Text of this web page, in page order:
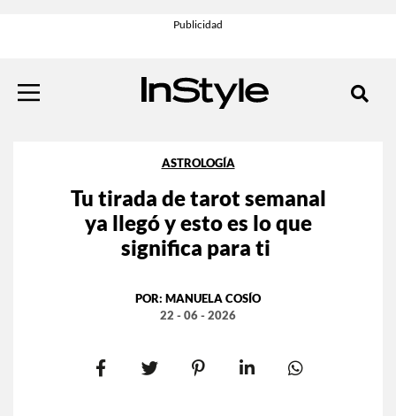
ASTROLOGÍA
Tu tirada de tarot semanal
ya llegó y esto es lo que
significa para ti
POR: MANUELA COSÍO
22 - 06 - 2026